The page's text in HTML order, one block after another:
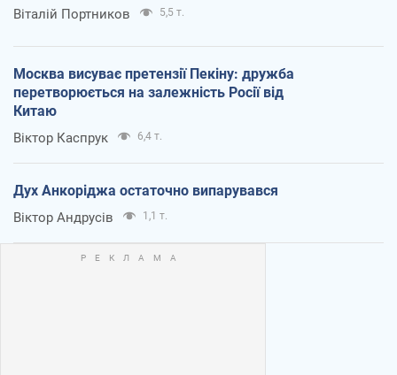
Віталій Портников 5,5 т.
Москва висуває претензії Пекіну: дружба
перетворюється на залежність Росії від
Китаю
Віктор Каспрук 6,4 т.
Дух Анкоріджа остаточно випарувався
Віктор Андрусів 1,1 т.